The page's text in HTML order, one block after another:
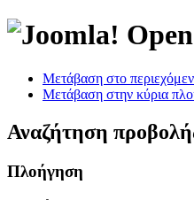
Μετάβαση στο
Μετάβαση στην κύρια
Αναζήτηση
Πλοήγηση